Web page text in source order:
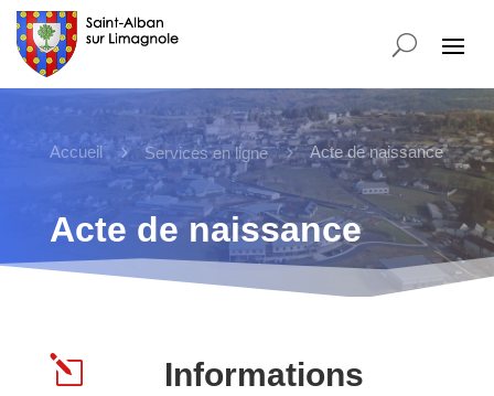
Accueil 5 Services en ligne 5 Acte de naissance
Acte de naissance
l
Informations